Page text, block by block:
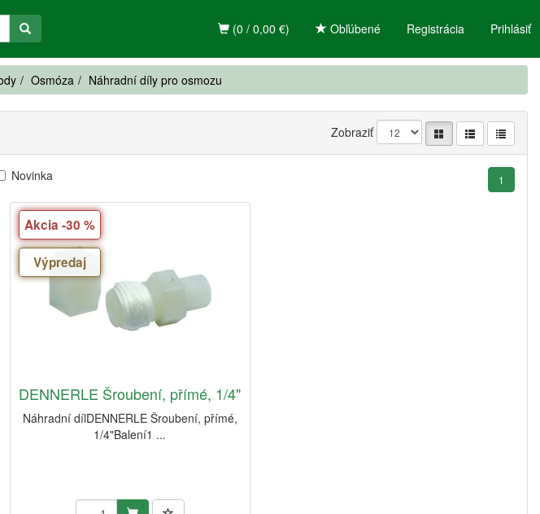
Registrácia Prihlásiť
(0 / 0,00 €) Obľúbené
Osmóza Náhradní díly pro osmozu
Zobraziť
Novinka 1
Akcia -30 %
Výpredaj
DENNERLE Šroubení, přímé, 1/4"
Náhradní dílDENNERLE Šroubení, přímé,
1/4"Balení1 ...